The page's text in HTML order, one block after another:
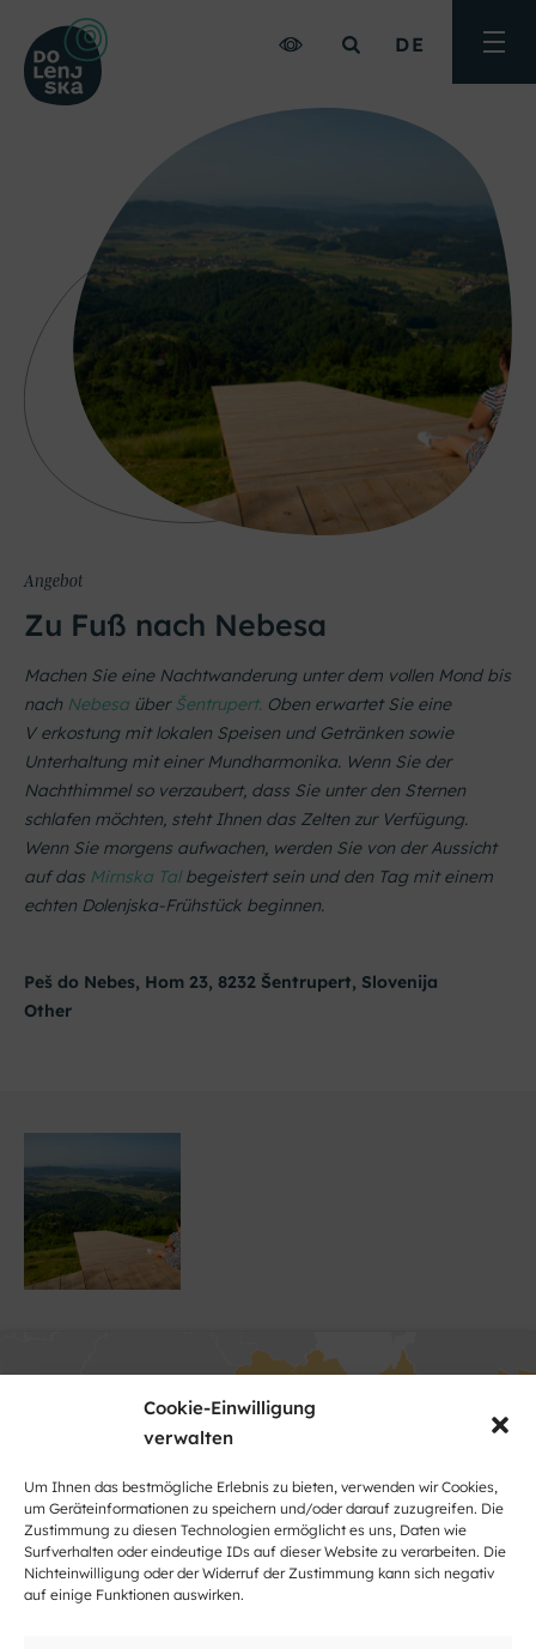
Cookie-Einwilligung
verwalten
Um Ihnen das bestmögliche Erlebnis zu bieten, verwenden wir Cookies,
um Geräteinformationen zu speichern und/oder darauf zuzugreifen. Die
Zustimmung zu diesen Technologien ermöglicht es uns, Daten wie
Surfverhalten oder eindeutige IDs auf dieser Website zu verarbeiten. Die
Nichteinwilligung oder der Widerruf der Zustimmung kann sich negativ
auf einige Funktionen auswirken.
DE Menü
Angebot
Zu Fuß nach Nebesa
Machen Sie eine Nachtwanderung unter dem vollen Mond bis
nach Nebesa überŠentrupert. Oben erwartet Sie eine
V erkostung mit lokalen Speisen und Getränken sowie
Unterhaltung mit einer Mundharmonika. Wenn Sie der
Nachthimmel so verzaubert, dass Sie unter den Sternen
schlafen möchten, steht Ihnen das Zelten zur Verfügung.
Wenn Sie morgens aufwachen, werden Sie von der Aussicht
auf das Mirnska Talbegeistert sein und den Tag mit einem
echten Dolenjska-Frühstück beginnen.
Peš do Nebes, Hom 23, 8232 Šentrupert, Slovenija
Other
Klicke hier, um Marketing-Cookies zu
akzeptieren und diesen Inhalt zu
aktivieren